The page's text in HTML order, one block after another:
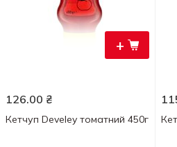
+
126.00 ₴
Кетчуп Develey томатний 450г